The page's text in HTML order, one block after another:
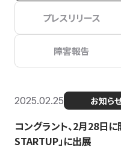
プレスリリース
障害報告
2025.02.25 お知ら
コングラント、2月28日
STARTUP」に出展